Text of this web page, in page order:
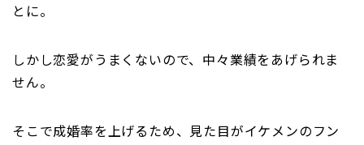
とに。
しかし恋愛がうまくないので、中々業績をあげられま
せん。
そこで成婚率を上げるため、見た目がイケメンのフン